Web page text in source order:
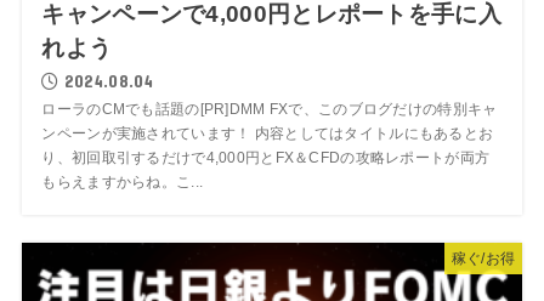
キャンペーンで4,000円とレポートを手に入
れよう
2024.08.04
ローラのCMでも話題の[PR]DMM FXで、このブログだけの特別キャ
ンペーンが実施されています！ 内容としてはタイトルにもあるとお
り、初回取引するだけで4,000円とFX＆CFDの攻略レポートが両方
もらえますからね。こ...
稼ぐ/お得